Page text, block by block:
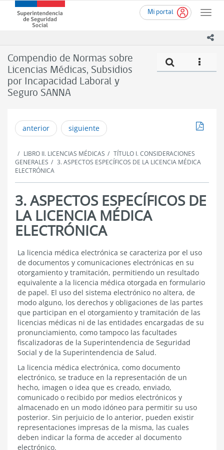
contenido
Mi portal
Toggle
Superintendencia
de
(SUSESO)
-
Gobierno
de
Chile
Compendio de Normas sobre
Licencias Médicas, Subsidios
por Incapacidad Laboral y
Seguro SANNA
icono
anterior siguiente
LIBRO II. LICENCIAS MÉDICAS
TÍTULO I. CONSIDERACIONES
GENERALES
3. ASPECTOS ESPECÍFICOS DE LA LICENCIA MÉDICA
ELECTRÓNICA
3. ASPECTOS ESPECÍFICOS DE
LA LICENCIA MÉDICA
ELECTRÓNICA
3.
ASPECTOS
ESPECÍFICOS
DE
LA
LICENCIA
MÉDICA
ELECTRÓNICA
La licencia médica electrónica se caracteriza por el uso
de documentos y comunicaciones electrónicas en su
otorgamiento y tramitación, permitiendo un resultado
equivalente a la licencia médica otorgada en formulario
de papel. El uso del sistema electrónico no altera, de
modo alguno, los derechos y obligaciones de las partes
que participan en el otorgamiento y tramitación de las
licencias médicas ni de las entidades encargadas de su
pronunciamiento, como tampoco las facultades
fiscalizadoras de la Superintendencia de Seguridad
Social y de la Superintendencia de Salud.
La licencia médica electrónica, como documento
electrónico, se traduce en la representación de un
hecho, imagen o idea que es creado, enviado,
comunicado o recibido por medios electrónicos y
almacenado en un modo idóneo para permitir su uso
posterior. Sin perjuicio de lo anterior, pueden existir
representaciones impresas de la misma, las cuales
deben indicar la forma de acceder al documento
electrónico.